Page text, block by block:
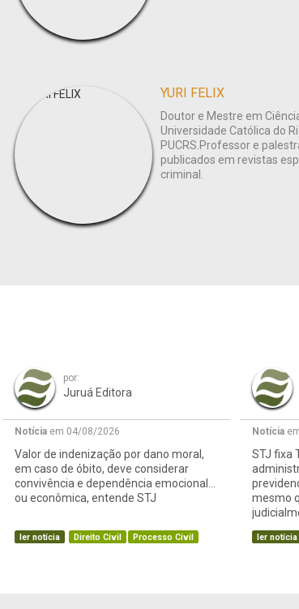
YURI FELIX
Doutor e Mestre em
Universidade Católica do
PUCRS.Professor e
publicados em revistas
criminal.
por:
Juruá Editora
Notícia em 04/08/2026
Valor de indenização por dano moral,
em caso de óbito, deve considerar
convivência e dependência emocional
ou econômica, entende STJ
ler notícia Direito Civil Processo Civil
Notícia
STJ fixa
mesmo
ler notícia